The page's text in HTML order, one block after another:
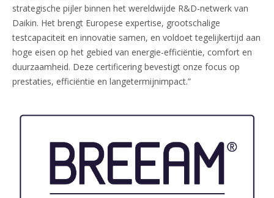
strategische pijler binnen het wereldwijde R&D-netwerk van
Daikin. Het brengt Europese expertise, grootschalige
testcapaciteit en innovatie samen, en voldoet tegelijkertijd aan
hoge eisen op het gebied van energie-efficiëntie, comfort en
duurzaamheid. Deze certificering bevestigt onze focus op
prestaties, efficiëntie en langetermijnimpact.”